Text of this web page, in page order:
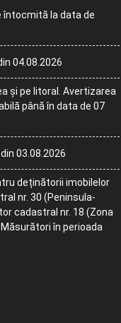
întocmită la data de
04.08.2026
și pe litoral. Avertizarea
până în data de 07
03.08.2026
deținătorii imobilelor
nr. 30 (Peninsula-
cadastral nr. 18 (Zona
în perioada